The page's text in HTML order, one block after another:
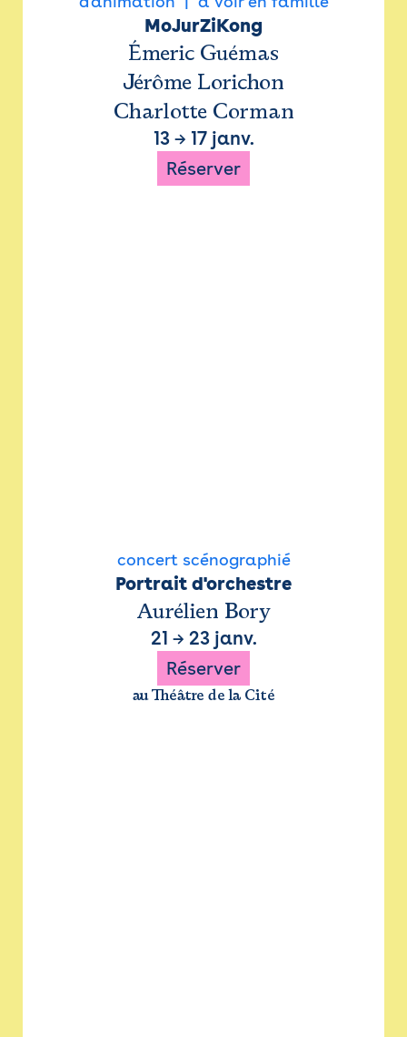
MoJurZiKong
Émeric Guémas
Jérôme Lorichon
Charlotte Corman
13→ 17 janv.
Réserver
concert scénographié
Portrait d'orchestre
Aurélien Bory
21 → 23 janv.
Réserver
au Théâtre de la Cité